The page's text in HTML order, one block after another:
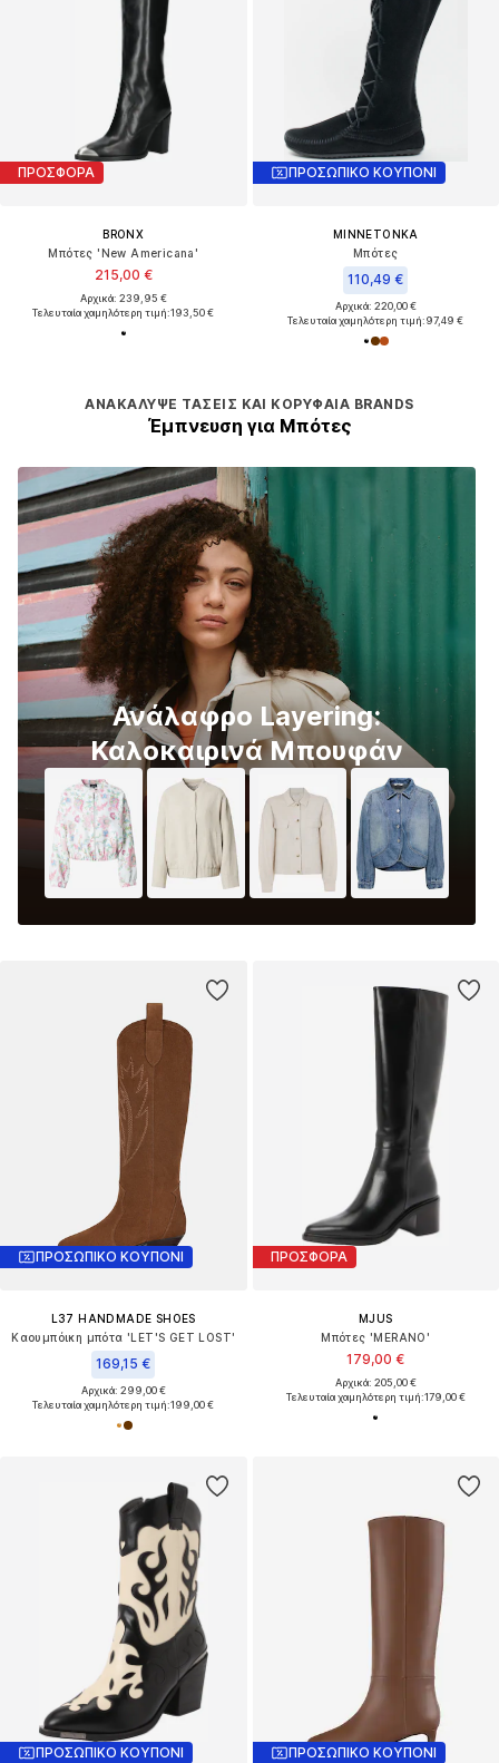
ΠΡΟΣΦΟΡΑ
BRONX
Μπότες 'New Americana'
215,00 €
Αρχικά: 239,95 €
Τελευταία χαμηλότερη τιμή:193,50 €
ΠΡΟΣΩΠΙΚΟ ΚΟΥΠΟΝΙ
MINNETONKA
Μπότες
110,49 €
Αρχικά: 220,00 €
Τελευταία χαμηλότερη τιμή:97,49 €
ΑΝΑΚΆΛΥΨΕ ΤΆΣΕΙΣ ΚΑΙ ΚΟΡΥΦΑΊΑ BRANDS
Έμπνευση για Μπότες
Ανάλαφρο Layering:
Καλοκαιρινά Μπουφάν
ΠΡΟΣΩΠΙΚΟ ΚΟΥΠΟΝΙ
L37 HANDMADE SHOES
Καουμπόικη μπότα 'LET'S GET LOST'
169,15 €
Αρχικά: 299,00 €
Τελευταία χαμηλότερη τιμή:199,00 €
ΠΡΟΣΦΟΡΑ
MJUS
Μπότες 'MERANO'
179,00 €
Αρχικά: 205,00 €
Τελευταία χαμηλότερη τιμή:179,00 €
ΠΡΟΣΩΠΙΚΟ ΚΟΥΠΟΝΙ ΠΡΟΣΩΠΙΚΟ ΚΟΥΠΟΝΙ